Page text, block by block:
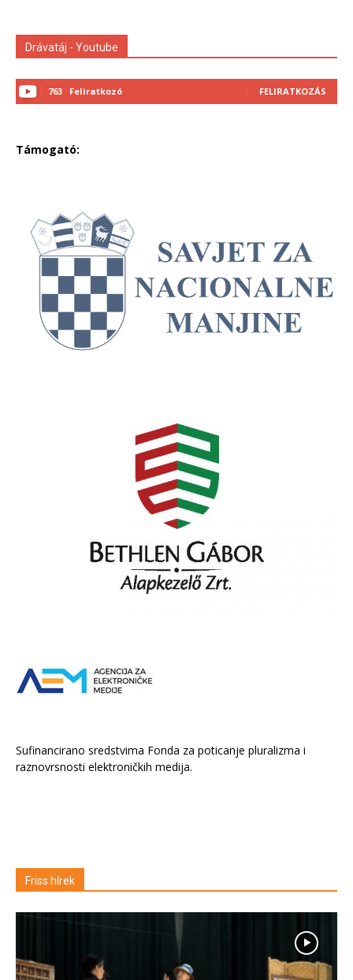
Drávatáj - Youtube
763 Feliratkozó FELIRATKOZÁS
Támogató:
Sufinancirano sredstvima Fonda za poticanje pluralizma i
raznovrsnosti elektroničkih medija.
Friss hírek